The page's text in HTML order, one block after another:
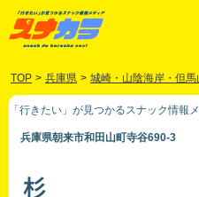
TOP > 兵庫県 > 城崎・山陰海岸・但馬
「行きたい」が見つかるスナック情報
兵庫県朝来市和田山町寺谷690-3
杉